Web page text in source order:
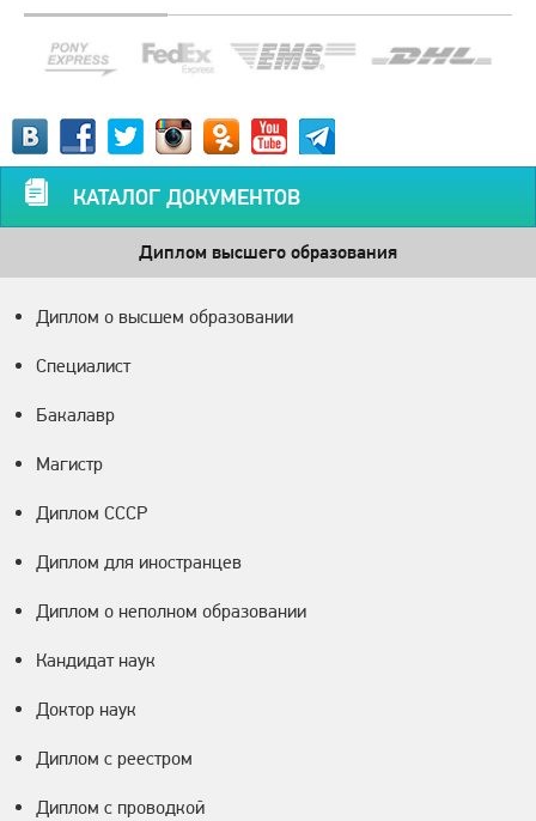
КАТАЛОГ ДОКУМЕНТОВ
Диплом высшего образования
Диплом о высшем образовании
Специалист
Бакалавр
Магистр
Диплом СССР
Диплом для иностранцев
Диплом о неполном образовании
Кандидат наук
Доктор наук
Диплом с реестром
Диплом с проводкой